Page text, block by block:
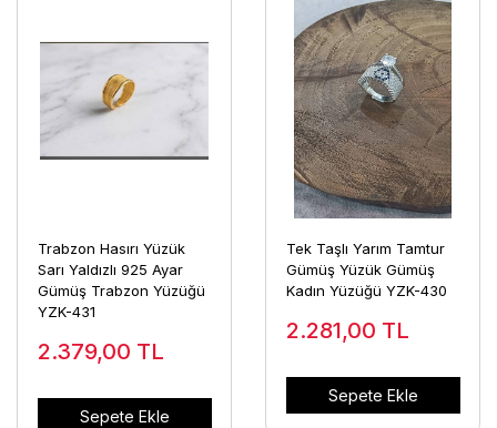
Trabzon Hasırı Yüzük
Sarı Yaldızlı 925 Ayar
Gümüş Trabzon Yüzüğü
YZK-431
2.379,00 TL
Sepete Ekle
Tek Taşlı Yarım Tamtur
Gümüş Yüzük Gümüş
Kadın Yüzüğü YZK-430
2.281,00 TL
Sepete Ekle